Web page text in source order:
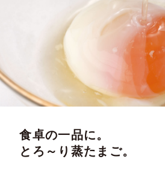
食卓の一品に。
とろ～り蒸たまご。